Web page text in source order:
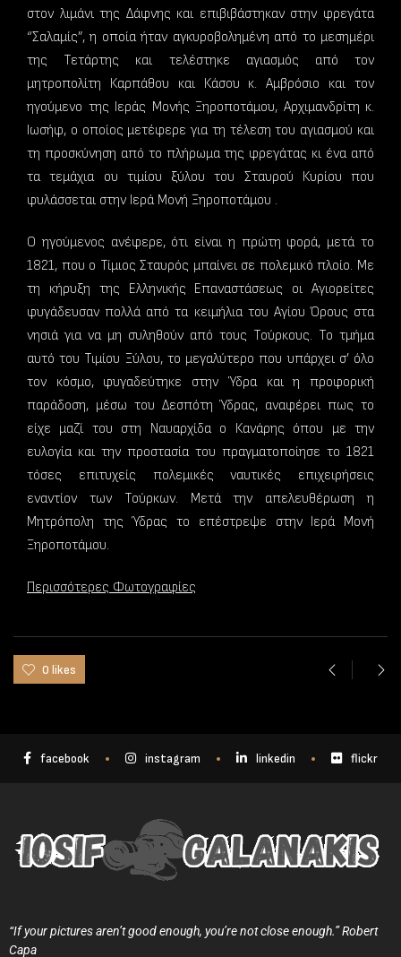
στον λιμάνι της Δάφνης και επιβιβάστηκαν στην φρεγάτα
“Σαλαμίς”, η οποία ήταν αγκυροβολημένη από το μεσημέρι
της Τετάρτης και τελέστηκε αγιασμός από τον
μητροπολίτη Καρπάθου και Κάσου κ. Αμβρόσιο και τον
ηγούμενο της Ιεράς Μονής Ξηροποτάμου, Αρχιμανδρίτη κ.
Ιωσήφ, ο οποίος μετέφερε για τη τέλεση του αγιασμού και
τη προσκύνηση από το πλήρωμα της φρεγάτας κι ένα από
τα τεμάχια ου τιμίου ξύλου του Σταυρού Κυρίου που
φυλάσσεται στην Ιερά Μονή Ξηροποτάμου .
Ο ηγούμενος ανέφερε, ότι είναι η πρώτη φορά, μετά το
1821, που ο Τίμιος Σταυρός μπαίνει σε πολεμικό πλοίο. Με
τη κήρυξη της Ελληνικής Επαναστάσεως οι Αγιορείτες
φυγάδευσαν πολλά από τα κειμήλια του Αγίου Όρους στα
νησιά για να μη συληθούν από τους Τούρκους. Το τμήμα
αυτό του Τιμίου Ξύλου, το μεγαλύτερο που υπάρχει σ’ όλο
τον κόσμο, φυγαδεύτηκε στην Ύδρα και η προφορική
παράδοση, μέσω του Δεσπότη Ύδρας, αναφέρει πως το
είχε μαζί του στη Ναυαρχίδα ο Κανάρης όπου με την
ευλογία και την προστασία του πραγματοποίησε το 1821
τόσες επιτυχείς πολεμικές ναυτικές επιχειρήσεις
εναντίον των Τούρκων. Μετά την απελευθέρωση η
Μητρόπολη της Ύδρας το επέστρεψε στην Ιερά Μονή
Ξηροποτάμου.
Περισσότερες Φωτογραφίες
0 likes
facebook instagram linkedin flickr
“If your pictures aren’t good enough, you’re not close enough.” Robert
Capa